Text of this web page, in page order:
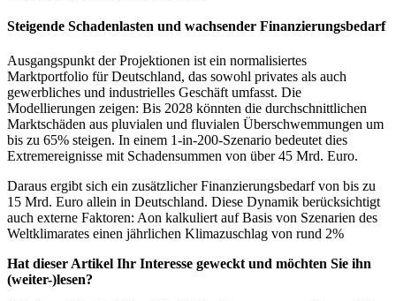
Steigende Schadenlasten und wachsender Finanzierungsbedarf
Ausgangspunkt der Projektionen ist ein normalisiertes
Marktportfolio für Deutschland, das sowohl privates als auch
gewerbliches und industrielles Geschäft umfasst. Die
Modellierungen zeigen: Bis 2028 könnten die durchschnittlichen
Marktschäden aus pluvialen und fluvialen Überschwemmungen um
bis zu 65% steigen. In einem 1-in-200-Szenario bedeutet dies
Extremereignisse mit Schadensummen von über 45 Mrd. Euro.
Daraus ergibt sich ein zusätzlicher Finanzierungsbedarf von bis zu
15 Mrd. Euro allein in Deutschland. Diese Dynamik berücksichtigt
auch externe Faktoren: Aon kalkuliert auf Basis von Szenarien des
Weltklimarates einen jährlichen Klimazuschlag von rund 2%
Hat dieser Artikel Ihr Interesse geweckt und möchten Sie ihn
(weiter-)lesen?